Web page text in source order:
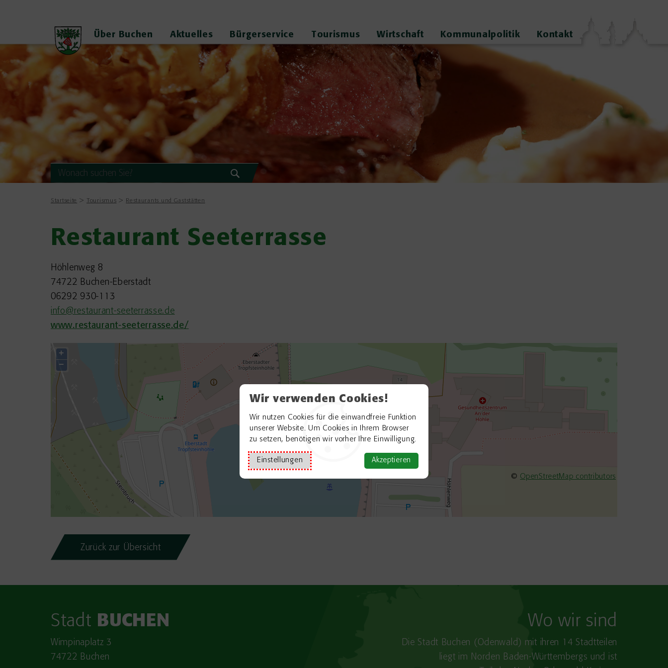
Wir verwenden Cookies!
Wir nutzen Cookies für die einwandfreie Funktion
unserer Website. Um Cookies in Ihrem Browser
zu setzen, benötigen wir vorher Ihre Einwilligung.
Einstellungen Akzeptieren
Über Buchen Aktuelles Bürgerservice Tourismus Wirtschaft Kommunalpolitik Kontakt
Startseite Tourismus Restaurants und Gaststätten
Restaurant Seeterrasse
Höhlenweg 8
74722 Buchen-Eberstadt
06292 930-113
info@restaurant-seeterrasse.de
www.restaurant-seeterrasse.de/
+
−
© OpenStreetMap contributors
Zurück zur Übersicht
Stadt BUCHEN
Wimpinaplatz 3
74722 Buchen
Wo wir sind
Die Stadt Buchen (Odenwald) mit ihren 14 Stadtteilen
liegt im Norden Baden-​Württembergs und ist